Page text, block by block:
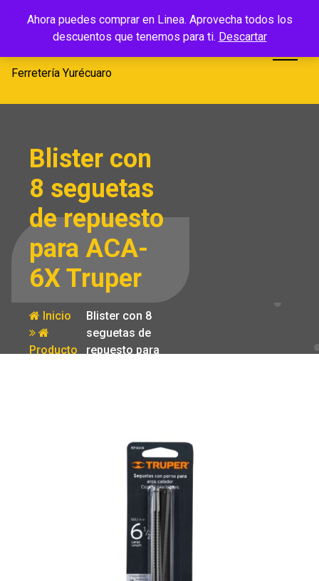
Ahora puedes comprar en Linea. Aprovecha todos los
descuentos que tenemos para ti. Descartar
Ferretería
Yurécuaro
Ferretería Yurécuaro
Blister con
8 seguetas
de repuesto
para ACA-
6X Truper
Inicio
Producto
Blister con 8
seguetas de
repuesto para